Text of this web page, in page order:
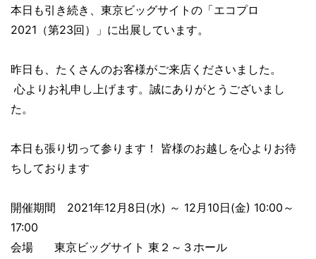
本日も引き続き、東京ビッグサイトの「エコプロ
2021（第23回）」に出展しています。
昨日も、たくさんのお客様がご来店くださいました。
心よりお礼申し上げます。誠にありがとうございまし
た。
本日も張り切って参ります！ 皆様のお越しを心よりお待
ちしております
開催期間 2021年12月8日(水) ～ 12月10日(金) 10:00～
17:00
会場 東京ビッグサイト 東２～３ホール